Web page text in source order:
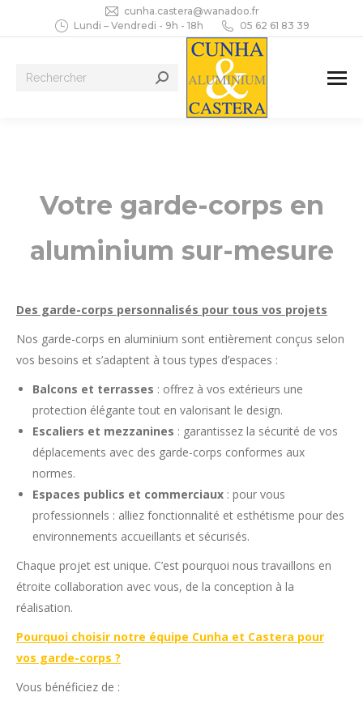
cunha.castera@wanadoo.fr
Lundi – Vendredi - 9h - 18h
05 62 61 83 39
Recherche
Votre garde-corps en
aluminium sur-mesure
Des garde-corps personnalisés pour tous vos projets
Nos garde-corps en aluminium sont entièrement conçus selon
vos besoins et s’adaptent à tous types d’espaces :
Balcons et terrasses : offrez à vos extérieurs une
protection élégante tout en valorisant le design.
Escaliers et mezzanines : garantissez la sécurité de vos
déplacements avec des garde-corps conformes aux
normes.
Espaces publics et commerciaux : pour vous
professionnels : alliez fonctionnalité et esthétisme pour des
environnements accueillants et sécurisés.
Chaque projet est unique. C’est pourquoi nous travaillons en
étroite collaboration avec vous, de la conception à la
réalisation.
Pourquoi choisir notre équipe Cunha et Castera pour
vos garde-corps ?
Vous bénéficiez de :